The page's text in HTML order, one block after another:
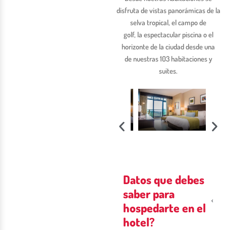
disfruta de vistas panorámicas de la
selva tropical, el campo de
golf, la espectacular piscina o el
horizonte de la ciudad desde una
de nuestras 103 habitaciones y
suites.
Datos que debes
saber para
hospedarte en el
hotel?